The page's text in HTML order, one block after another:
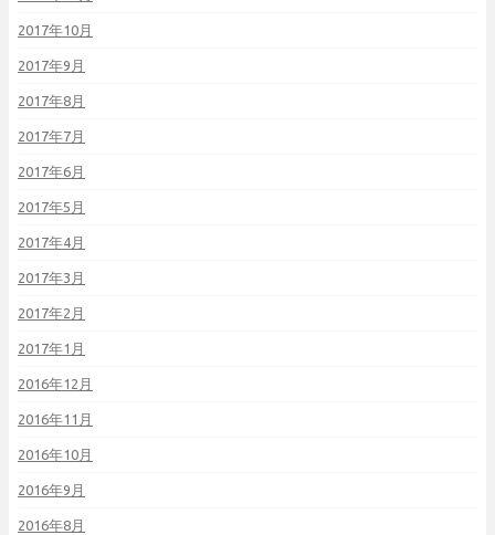
2017年10月
2017年9月
2017年8月
2017年7月
2017年6月
2017年5月
2017年4月
2017年3月
2017年2月
2017年1月
2016年12月
2016年11月
2016年10月
2016年9月
2016年8月